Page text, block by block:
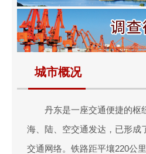
城市概况
丹东是一座交通便捷的枢
海、陆、空交通发达，已形成
交通网络。铁路距平壤220公